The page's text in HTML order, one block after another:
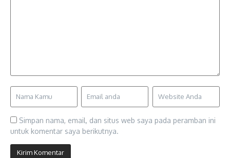
Simpan nama, email, dan situs web saya pada peramban ini
untuk komentar saya berikutnya.